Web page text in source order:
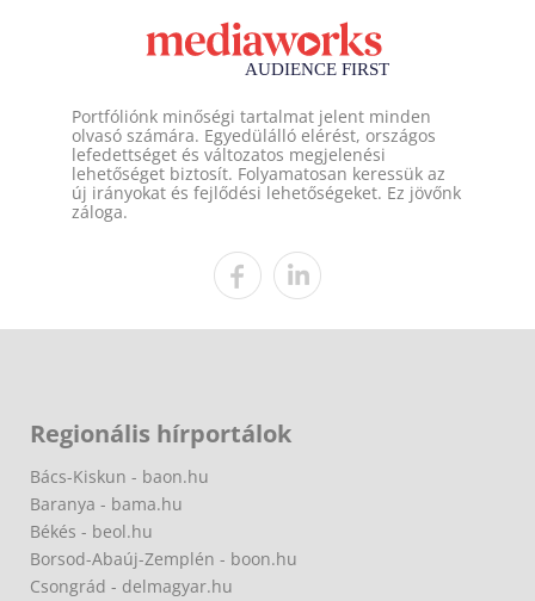
Portfóliónk minőségi tartalmat jelent minden
olvasó számára. Egyedülálló elérést, országos
lefedettséget és változatos megjelenési
lehetőséget biztosít. Folyamatosan keressük az
új irányokat és fejlődési lehetőségeket. Ez jövőnk
záloga.
Regionális hírportálok
Bács-Kiskun - baon.hu
Baranya - bama.hu
Békés - beol.hu
Borsod-Abaúj-Zemplén - boon.hu
Csongrád - delmagyar.hu